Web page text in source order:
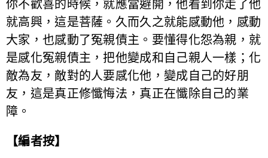
你不歡喜的時候，就應當避開，他看到你走了他
就高興，這是菩薩。久而久之就能感動他，感動
大家，也感動了冤親債主。要懂得化怨為親，就
是感化冤親債主，把他變成和自己親人一樣；化
敵為友，敵對的人要感化他，變成自己的好朋
友，這是真正修懺悔法，真正在懺除自己的業
障。
【編者按】